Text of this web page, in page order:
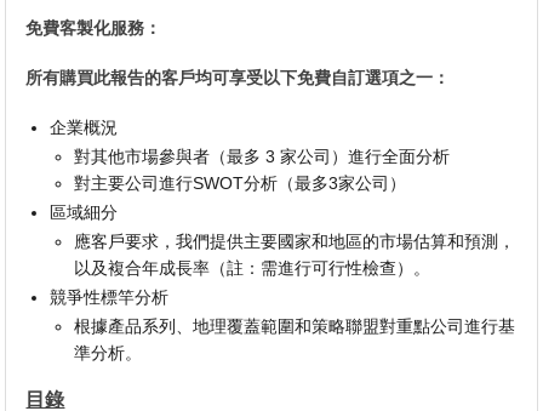
免費客製化服務：
所有購買此報告的客戶均可享受以下免費自訂選項之一：
企業概況
對其他市場參與者（最多 3 家公司）進行全面分析
對主要公司進行SWOT分析（最多3家公司）
區域細分
應客戶要求，我們提供主要國家和地區的市場估算和預測，
以及複合年成長率（註：需進行可行性檢查）。
競爭性標竿分析
根據產品系列、地理覆蓋範圍和策略聯盟對重點公司進行基
準分析。
目錄